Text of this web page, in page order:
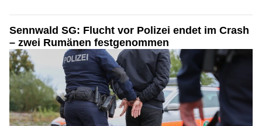
Sennwald SG: Flucht vor Polizei endet im Crash
– zwei Rumänen festgenommen